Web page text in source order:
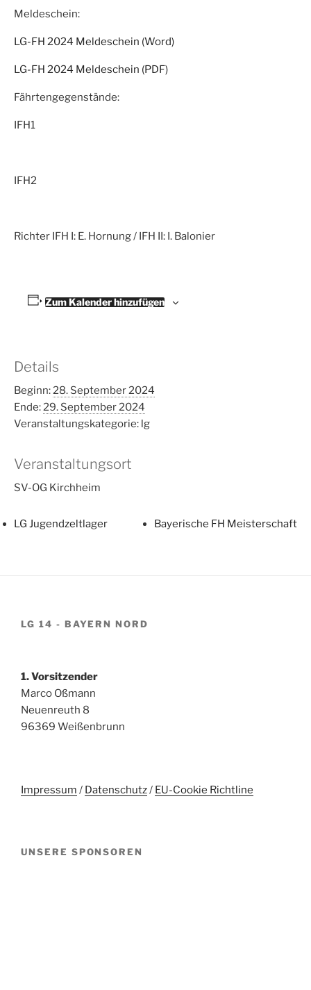
Meldeschein:
LG-FH 2024 Meldeschein (Word)
LG-FH 2024 Meldeschein (PDF)
Fährtengegenstände:
IFH1
IFH2
Richter IFH I: E. Hornung / IFH II: I. Balonier
Zum Kalender hinzufügen
Details
Beginn: 28. September 2024
Ende: 29. September 2024
Veranstaltungskategorie: lg
Veranstaltungsort
SV-OG Kirchheim
LG Jugendzeltlager Bayerische FH Meisterschaft
LG 14 - BAYERN NORD
1. Vorsitzender
Marco Oßmann
Neuenreuth 8
96369 Weißenbrunn
Impressum / Datenschutz/ EU-Cookie Richtline
UNSERE SPONSOREN